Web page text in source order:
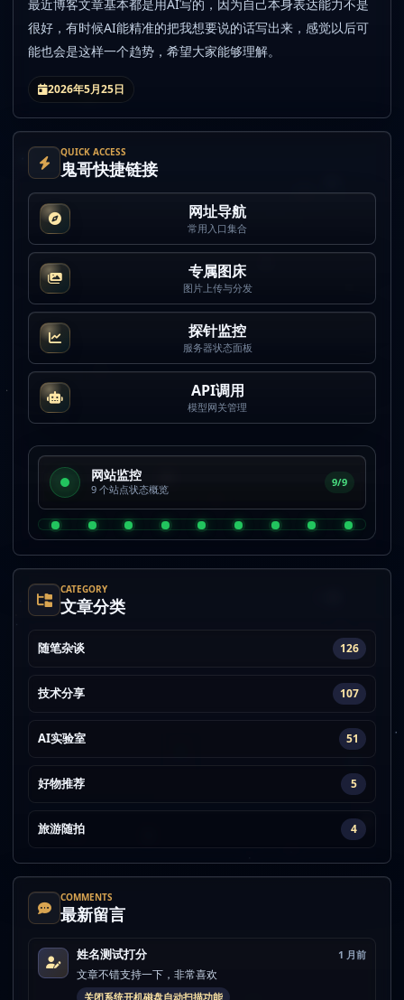
最近博客文章基本都是用AI写的，因为自己本身表达能力不是
很好，有时候AI能精准的把我想要说的话写出来，感觉以后可
能也会是这样一个趋势，希望大家能够理解。
2026年5月25日
QUICK ACCESS
鬼哥快捷链接
网址导航
常用入口集合
专属图床
图片上传与分发
探针监控
服务器状态面板
API调用
模型网关管理
网站监控
9 个站点状态概览
9/9
CATEGORY
文章分类
随笔杂谈 126
技术分享 107
AI实验室 51
好物推荐 5
旅游随拍 4
COMMENTS
最新留言
姓名测试打分 1 月前
文章不错支持一下，非常喜欢
关闭系统开机磁盘自动扫描功能